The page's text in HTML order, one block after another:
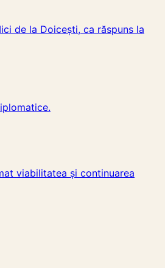
de la Doicești, ca răspuns la
viabilitatea și continuarea